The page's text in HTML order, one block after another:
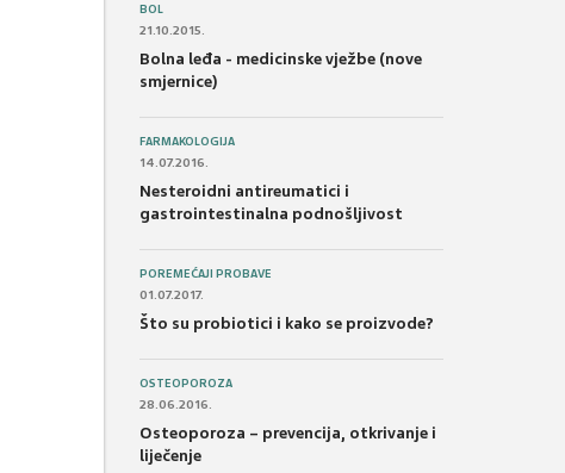
BOL
21.10.2015.
Bolna leđa - medicinske vježbe (nove
smjernice)
FARMAKOLOGIJA
14.07.2016.
Nesteroidni antireumatici i
gastrointestinalna podnošljivost
POREMEĆAJI PROBAVE
01.07.2017.
Što su probiotici i kako se proizvode?
OSTEOPOROZA
28.06.2016.
Osteoporoza – prevencija, otkrivanje i
liječenje